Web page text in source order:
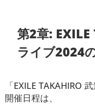
第2章:
ライブ2024
「EXILE TAKAHIRO
開催日程は、